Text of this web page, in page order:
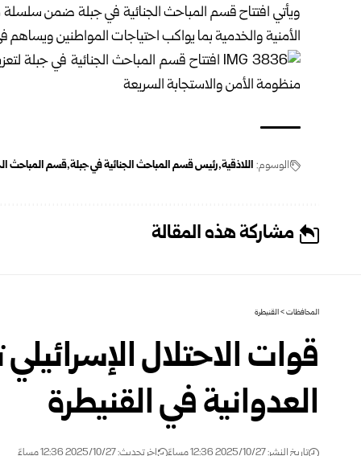
ويأتي افتتاح قسم المباحث الجنائية في جبلة ضمن سلسلة
الأمنية والخدمية بما يواكب احتياجات المواطنين ويساهم
الوسوم: اللاذقية رئيس قسم المباحث الجنائية في جبلة قسم المباحث
مشاركة هذه المقالة
المحافظات>القنيطرة
قوات الاحتلال
العدوانية في القنيطرة
تاريخ النشر: 2025/10/27 12:36 مساءً اخر تحديث: 2025/10/27 12:36 مساءً